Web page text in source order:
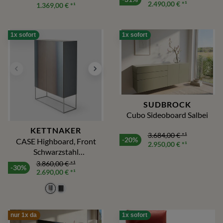
Sheep Stoff in 5 Farben
1.369,00 €*¹
beidseitige Glaseinlage
2.490,00 €*¹
1x sofort
KETTNAKER
CASE Highboard, Front
Schwarzstahl
100x153,1x39cm
3.860,00 €*¹
2.690,00 €*¹
-30%
1x sofort
SUDBROCK
Cubo Sideoboard Salbei
3.684,00 €*¹
2.950,00 €*¹
-20%
nur 1x da 1x sofort